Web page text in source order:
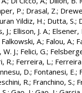
P.; Drasal, Z.;
Yildiz, H.; Dutta, S.;
J.; Ellison, J. A.; Elsener,
Falkowski, A.; Falou, A.;
J.; Felici, G.;
R.; Ferreira, L.;
D.; Fontanesi, E.;
R.; Franchino, S.;